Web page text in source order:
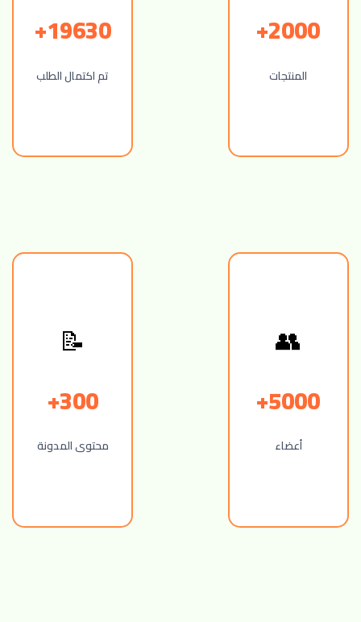
2000+
المنتجات
19630+
تم اكتمال الطلب
👥
5000+
أعضاء
📝
300+
محتوى المدونة